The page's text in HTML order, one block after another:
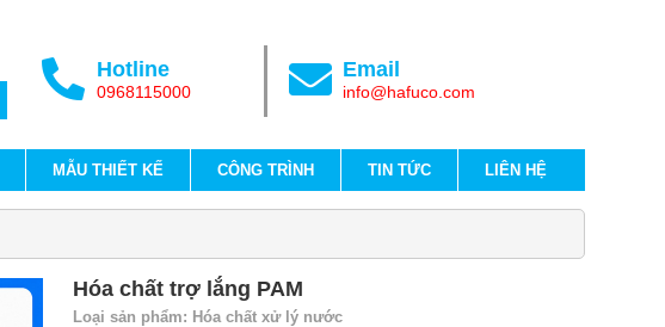
Hotline
0968115000
Email
info@hafuco.com
MẪU THIẾT KẾ CÔNG TRÌNH TIN TỨC LIÊN HỆ
Hóa chất trợ lắng PAM
Loại sản phẩm: Hóa chất xử lý nước